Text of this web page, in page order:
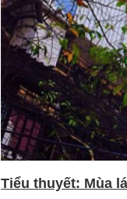
Tiểu thuyết: Mùa